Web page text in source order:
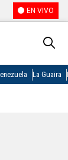
EN VIVO
La Guaira